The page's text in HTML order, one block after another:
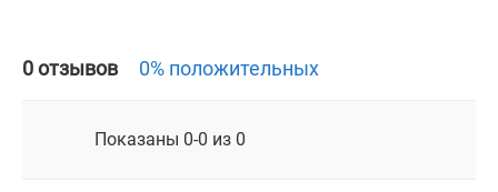
0 отзывов 0% положительных
Показаны 0-0 из 0